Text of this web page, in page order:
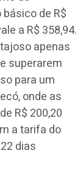
de R$
a R$ 358,94.
apenas
superarem
para um
onde as
R$ 200,20
a tarifa do
dias